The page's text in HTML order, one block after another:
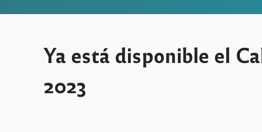
Ya está disponible el
2023